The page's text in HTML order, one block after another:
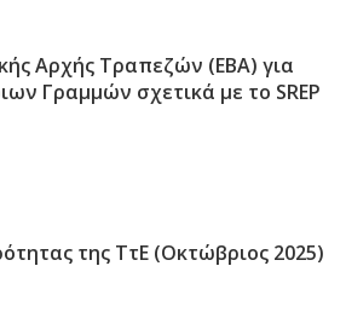
Αρχής Τραπεζών (ΕΒΑ) για
Γραμμών σχετικά με το SREP
της ΤτΕ (Οκτώβριος 2025)